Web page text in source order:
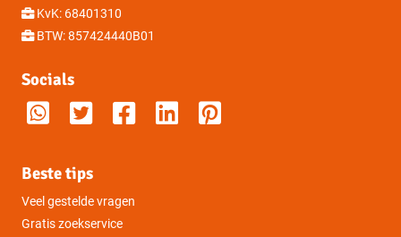
KvK: 68401310
BTW: 857424440B01
Socials
Beste tips
Veel gestelde vragen
Gratis zoekservice